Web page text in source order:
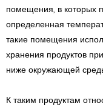
помещения, в которых
определенная
такие помещения
хранения продуктов
ниже окружающей
К таким продуктам